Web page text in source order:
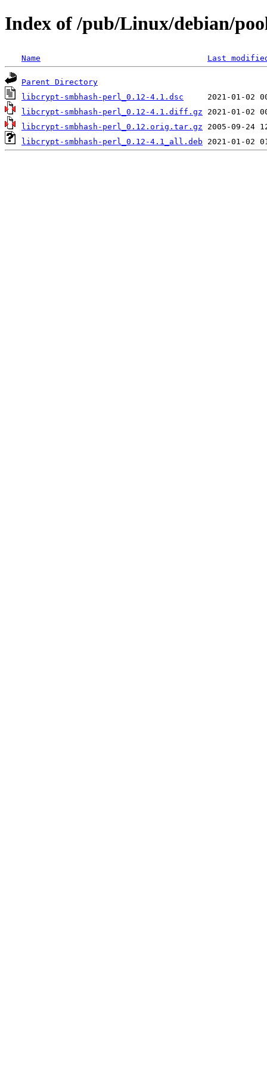
Index of /pub/Linux/debian/
Name Last
Parent Directory
libcrypt-smbhash-perl_0.12-4.1.dsc
libcrypt-smbhash-perl_0.12-4.1.diff.gz
libcrypt-smbhash-perl_0.12.orig.tar.gz
libcrypt-smbhash-perl_0.12-4.1_all.deb